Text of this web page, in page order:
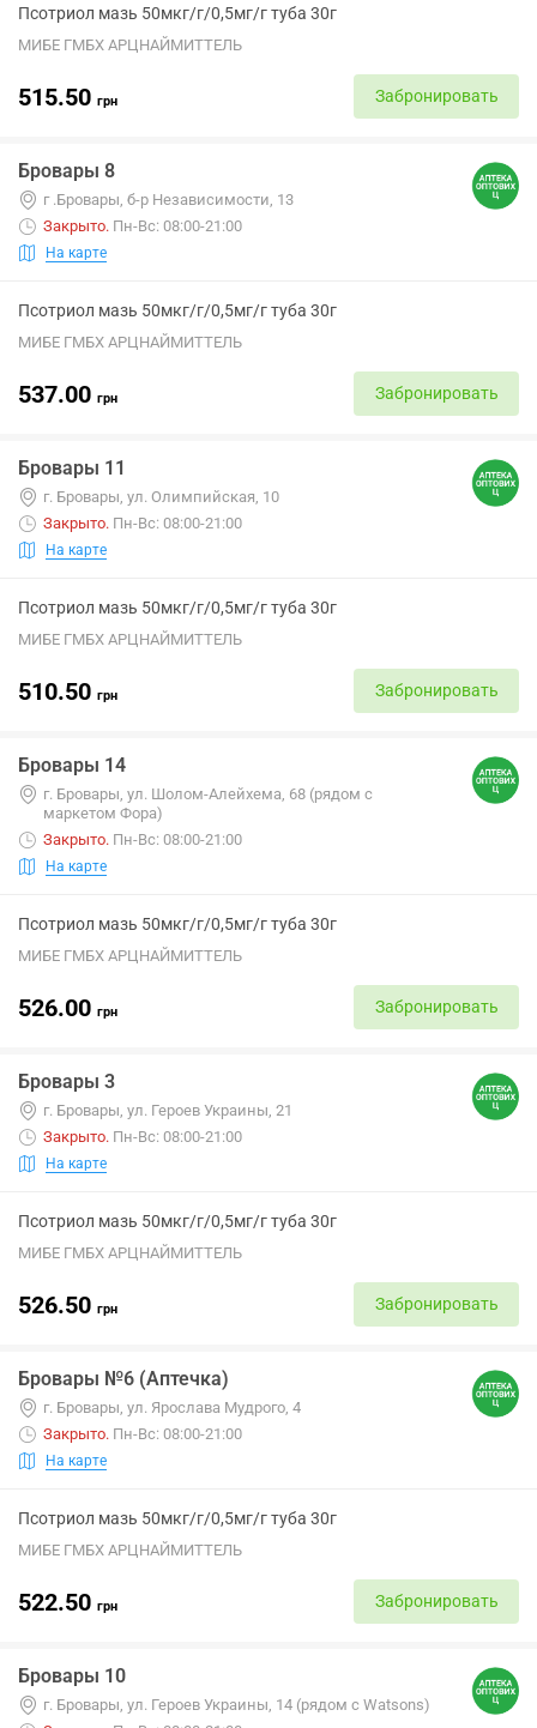
Псотриол мазь 50мкг/г/0,5мг/г туба 30г
МИБЕ ГМБХ АРЦНАЙМИТТЕЛЬ
515.50 грн Забронировать
Бровары 8
г .Бровары, б-р Независимости, 13
Закрыто. Пн-Вс: 08:00-21:00
На карте
Псотриол мазь 50мкг/г/0,5мг/г туба 30г
МИБЕ ГМБХ АРЦНАЙМИТТЕЛЬ
537.00 грн Забронировать
Бровары 11
г. Бровары, ул. Олимпийская, 10
Закрыто. Пн-Вс: 08:00-21:00
На карте
Псотриол мазь 50мкг/г/0,5мг/г туба 30г
МИБЕ ГМБХ АРЦНАЙМИТТЕЛЬ
510.50 грн Забронировать
Бровары 14
г. Бровары, ул. Шолом-Алейхема, 68 (рядом с
маркетом Фора)
Закрыто. Пн-Вс: 08:00-21:00
На карте
Псотриол мазь 50мкг/г/0,5мг/г туба 30г
МИБЕ ГМБХ АРЦНАЙМИТТЕЛЬ
526.00 грн Забронировать
Бровары 3
г. Бровары, ул. Героев Украины, 21
Закрыто. Пн-Вс: 08:00-21:00
На карте
Псотриол мазь 50мкг/г/0,5мг/г туба 30г
МИБЕ ГМБХ АРЦНАЙМИТТЕЛЬ
526.50 грн Забронировать
Бровары №6 (Аптечка)
г. Бровары, ул. Ярослава Мудрого, 4
Закрыто. Пн-Вс: 08:00-21:00
На карте
Псотриол мазь 50мкг/г/0,5мг/г туба 30г
МИБЕ ГМБХ АРЦНАЙМИТТЕЛЬ
522.50 грн Забронировать
Бровары 10
г. Бровары, ул. Героев Украины, 14 (рядом с Watsons)